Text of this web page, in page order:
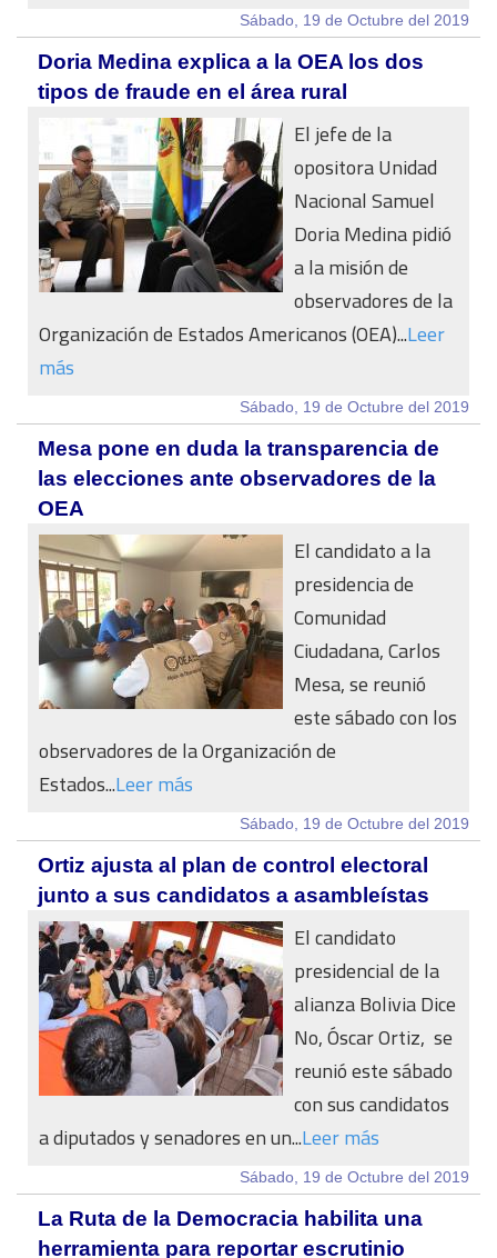
Sábado, 19 de Octubre del 2019
Doria Medina explica a la OEA los dos
tipos de fraude en el área rural
El jefe de la
opositora Unidad
Nacional Samuel
Doria Medina pidió
a la misión de
observadores de la
Organización de Estados Americanos (OEA)...Leer
más
Sábado, 19 de Octubre del 2019
Mesa pone en duda la transparencia de
las elecciones ante observadores de la
OEA
El candidato a la
presidencia de
Comunidad
Ciudadana, Carlos
Mesa, se reunió
este sábado con los
observadores de la Organización de
Estados...Leer más
Sábado, 19 de Octubre del 2019
Ortiz ajusta al plan de control electoral
junto a sus candidatos a asambleístas
El candidato
presidencial de la
alianza Bolivia Dice
No, Óscar Ortiz, se
reunió este sábado
con sus candidatos
a diputados y senadores en un...Leer más
Sábado, 19 de Octubre del 2019
La Ruta de la Democracia habilita una
herramienta para reportar escrutinio